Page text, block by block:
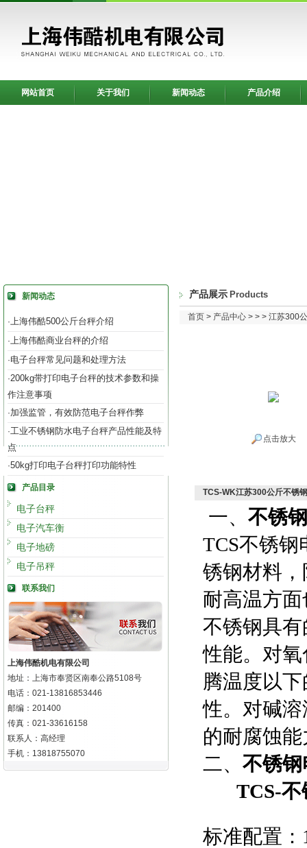
网站首页 关于我们 新闻动态 产品介绍
新闻动态
·上海伟酷500公斤台秤介绍
·上海伟酷商业台秤的介绍
·电子台秤常见问题和处理方法
·200kg带打印电子台秤的技术参数和操
作注意事项
·加强监管，有效防范电子台秤作弊
·工业不锈钢防水电子台秤产品性能及特
点
·50kg打印电子台秤打印功能特性
产品目录
电子台秤
电子汽车衡
电子地磅
电子吊秤
联系我们
上海伟酷机电有限公司
地址：上海市奉贤区南奉公路5108号
电话：021-13816853446
邮编：201400
传真：021-33616158
联系人：高经理
手机：13818755070
产品展示 Products
首页 > 产品中心 > > > 江苏300
点击放大
TCS-WK江苏300公斤不锈
一、 不锈
TCS不锈钢
锈钢材料
耐高温方
不锈钢具
性能。对
腾温度以
性。对碱
的耐腐蚀
二、 不锈
TCS-不
标准配置